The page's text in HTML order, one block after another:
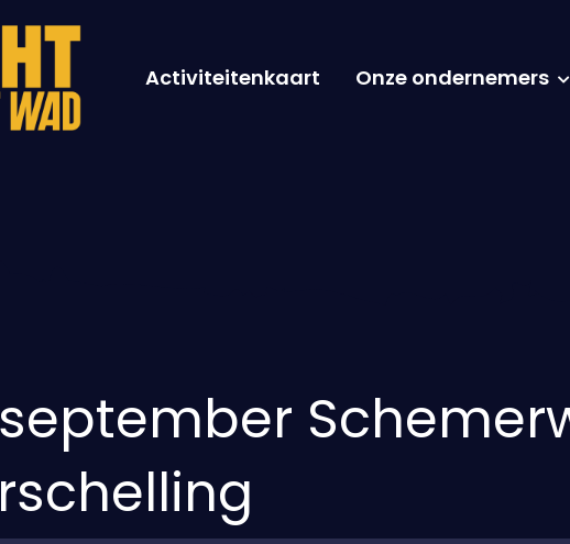
Activiteitenkaart Onze ondernemers
september